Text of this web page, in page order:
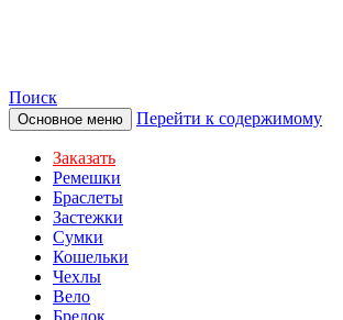
Поиск
Основное меню Перейти к содержимому
Заказать
Ремешки
Браслеты
Застежки
Сумки
Кошельки
Чехлы
Вело
Брелок